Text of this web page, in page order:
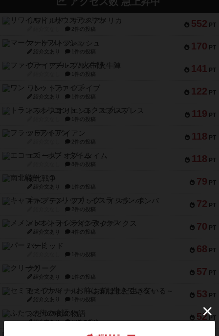
552 PT
リワイルド：サウスアメリカ
2件の投稿
170 PT
マーケットフレッシュ
紹介文あり 1件の投稿
141 PT
ファイアー・ブルズ / 火牛陣
1件の投稿
122 PT
ワン・トゥ・ファイブ
紹介文あり 1件の投稿
119 PT
トランスオリエント・エクスプレス
1件の投稿
118 PT
フラットアイアン
2件の投稿
118 PT
エコーズ・オブ・タイム
8件の投稿
79 PT
南北戦争
紹介文あり 1件の投稿
72 PT
キャプテン・フリップ：イスラ・ボンバ
2件の投稿
70 PT
メメントオンラインタクティクス
紹介文あり 4件の投稿
68 PT
パーミッド
1件の投稿
57 PT
クリーグ
紹介文あり 1件の投稿
53 PT
セミファイナル ～お前はまだ生きている～
紹介文あり 1件の投稿
52 PT
ふたつの街の物語
紹介文あり 18件の投稿